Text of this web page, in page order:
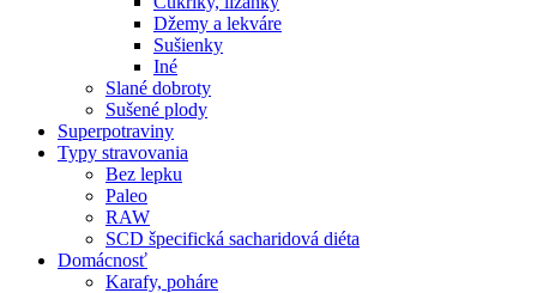
Džemy a lekváre
Sušienky
Iné
Slané dobroty
Sušené plody
Superpotraviny
Typy stravovania
Bez lepku
Paleo
RAW
SCD špecifická sacharidová diéta
Domácnosť
Karafy, poháre